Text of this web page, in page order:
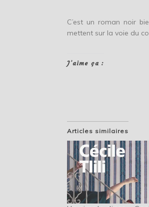
C’est un roman noir
mettent sur la voie du
J’aime ça :
Articles similaires